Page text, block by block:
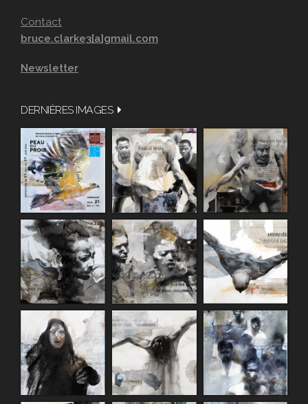
Contact
bruce.clarke3[a]gmail.com
Newsletter
DERNIÈRES IMAGES